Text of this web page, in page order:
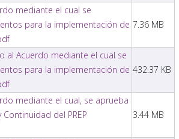
mediante el cual se
para la implementación de 7.36 MB
al Acuerdo mediante el cual se
para la implementación de 432.37 KB
mediante el cual, se aprueba
del PREP
3.44 MB